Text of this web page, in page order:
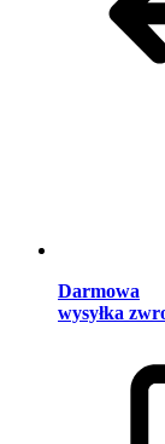
Darmowa
wysyłka